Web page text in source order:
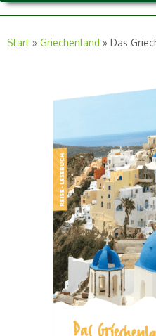
Start » Griechenland » Das